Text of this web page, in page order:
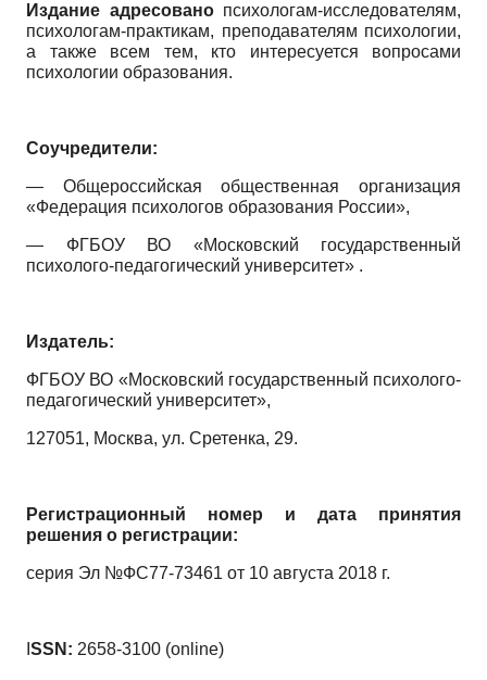
Издание адресовано психологам-исследователям,
психологам-практикам, преподавателям психологии,
а также всем тем, кто интересуется вопросами
психологии образования.
Соучредители:
— Общероссийская общественная организация
«Федерация психологов образования России»,
— ФГБОУ ВО «Московский государственный
психолого-педагогический университет» .
Издатель:
ФГБОУ ВО «Московский государственный психолого-
педагогический университет»,
127051, Москва, ул. Сретенка, 29.
Регистрационный номер и дата принятия
решения о регистрации:
серия Эл №ФС77-73461 от 10 августа 2018 г.
SSN: 2658-3100 (online)